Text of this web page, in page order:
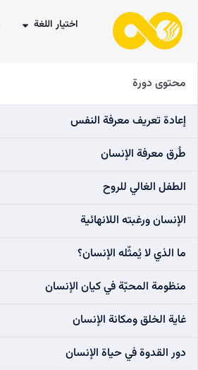
اختيار اللغة
محتوى دورة
إعادة تعريف معرفة النفس
طُرق معرفة الإنسان
الطفل الغالي للروح
الإنسان ورغبته اللانهائية
ما الذي لا يُمثّله الإنسان؟
منظومة المحبّة في كيان الإنسان
غاية الخلق ومكانة الإنسان
دور القدوة في حياة الإنسان